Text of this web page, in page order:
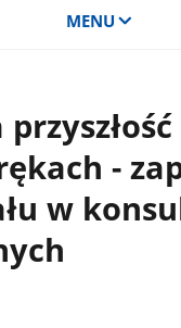
MENU
-
w